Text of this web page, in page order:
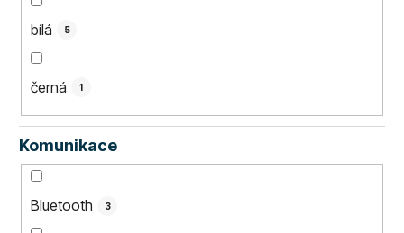
bílá 5
černá 1
Komunikace
Bluetooth 3